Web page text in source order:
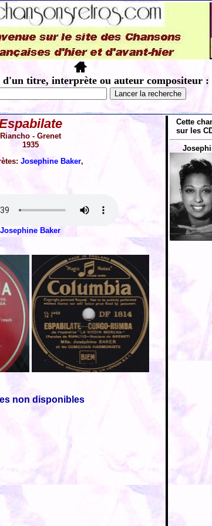
d'un titre, interprète ou auteur compositeur :
Riancho - Grenet
1935
Josephine Baker,
Josephine Baker
non disponibles
Cette
sur les